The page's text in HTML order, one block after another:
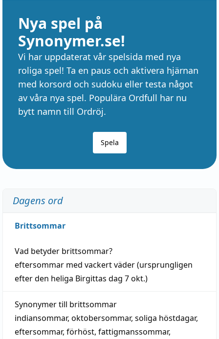
Nya spel på
Synonymer.se!
Vi har uppdaterat vår spelsida med nya
roliga spel! Ta en paus och aktivera hjärnan
med korsord och sudoku eller testa något
av våra nya spel. Populära Ordfull har nu
bytt namn till Ordröj.
Spela
Dagens ord
Brittsommar
Vad betyder brittsommar?
eftersommar med vackertväder(ursprungligen
efter den heliga Birgittas dag 7 okt.)
Synonymer till brittsommar
indiansommar, oktobersommar, soliga höstdagar,
eftersommar, förhöst, fattigmanssommar,